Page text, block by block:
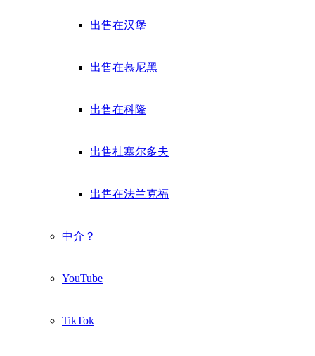
出售在汉堡
出售在慕尼黑
出售在科隆
出售杜塞尔多夫
出售在法兰克福
中介？
YouTube
TikTok